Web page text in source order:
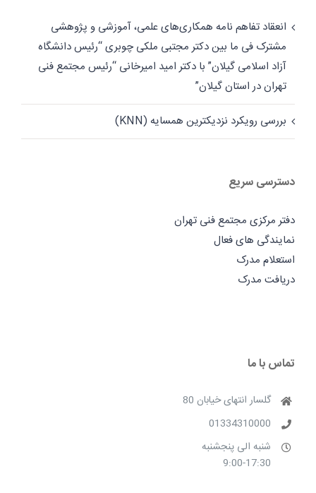
انعقاد تفاهم نامه همکاری‌های علمی، آموزشی و پژوهشی
مشترک فی ما بین دکتر مجتبی ملکی چوبری “رئیس دانشگاه
آزاد اسلامی گیلان” با دکتر امید امیرخانی “رئیس مجتمع فنی
تهران در استان گیلان”
بررسی رویکرد نزدیکترین همسایه (KNN)
دسترسی سریع
دفتر مرکزی مجتمع فنی تهران
نمایندگی های فعال
استعلام مدرک
دریافت مدرک
تماس با ما
گلسار انتهای خیابان 80
01334310000
شنبه الی پنجشنبه
9:00-17:30